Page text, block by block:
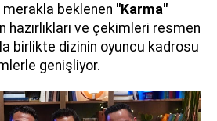
merakla beklenen "Karma"
hazırlıkları ve çekimleri resmen
birlikte dizinin oyuncu kadrosu
genişliyor.